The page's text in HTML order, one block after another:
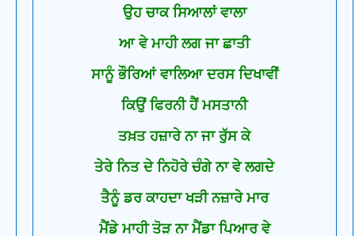
ਉਹ ਚਾਕ ਸਿਆਲਾਂ ਵਾਲਾ
ਆ ਵੇ ਮਾਹੀ ਲਗ ਜਾ ਛਾਤੀ
ਸਾਨੂੰ ਭੌਰਿਆਂ ਵਾਲਿਆ ਦਰਸ ਦਿਖਾਵੀਂ
ਕਿਉਂ ਫਿਰਨੀ ਹੈਂ ਮਸਤਾਨੀ
ਤਖ਼ਤ ਹਜ਼ਾਰੇ ਨਾ ਜਾ ਰੁੱਸ ਕੇ
ਤੇਰੇ ਨਿਤ ਦੇ ਨਿਹੋਰੇ ਚੰਗੇ ਨਾ ਵੇ ਲਗਦੇ
ਤੈਨੂੰ ਡਰ ਕਾਹਦਾ ਖੜੀ ਨਜ਼ਾਰੇ ਮਾਰ
ਮੈਂਡੇ ਮਾਹੀ ਤੋੜ ਨਾ ਮੈਂਡਾ ਪਿਆਰ ਵੇ